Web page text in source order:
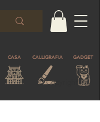
CASA CALLIGRAFIA GADGET
© Copyright